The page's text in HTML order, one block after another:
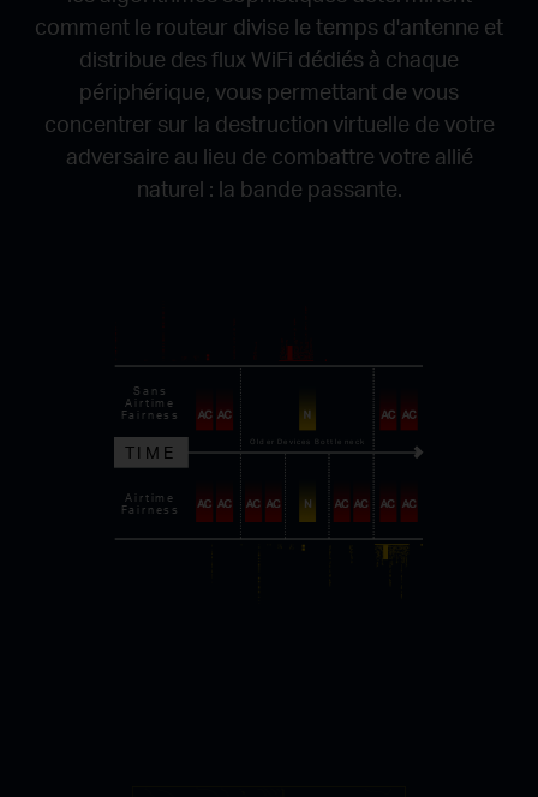
comment le routeur divise le temps d'antenne et
distribue des flux WiFi dédiés à chaque
périphérique, vous permettant de vous
concentrer sur la destruction virtuelle de votre
adversaire au lieu de combattre votre allié
naturel : la bande passante.